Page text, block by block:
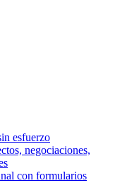
esfuerzo
negociaciones,
con formularios